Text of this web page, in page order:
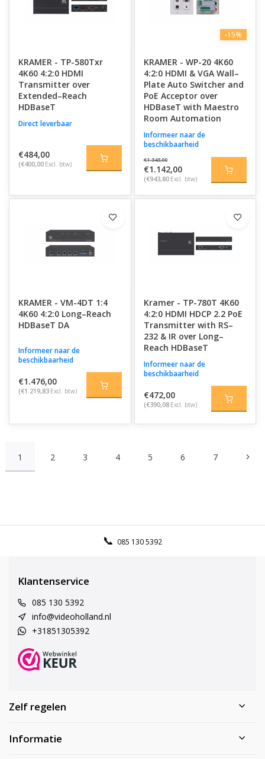
KRAMER - TP-580Txr
4K60 4:2:0 HDMI
Transmitter over
Extended–Reach
HDBaseT
Direct leverbaar
€484,00
(€400,00 Excl. btw)
-15%
KRAMER - WP-20 4K60
4:2:0 HDMI & VGA Wall–
Plate Auto Switcher and
PoE Acceptor over
HDBaseT with Maestro
Room Automation
Informeer naar de
beschikbaarheid
€1.343,00
€1.142,00
(€943,80 Excl. btw)
KRAMER - VM-4DT 1:4
4K60 4:2:0 Long–Reach
HDBaseT DA
Informeer naar de
beschikbaarheid
€1.476,00
(€1.219,83 Excl. btw)
Kramer - TP-780T 4K60
4:2:0 HDMI HDCP 2.2 PoE
Transmitter with RS–
232 & IR over Long–
Reach HDBaseT
Informeer naar de
beschikbaarheid
€472,00
(€390,08 Excl. btw)
1 2 3 4 5 6 7
085 130 5392
Klantenservice
085 130 5392
info@videoholland.nl
+31851305392
Zelf regelen
Informatie